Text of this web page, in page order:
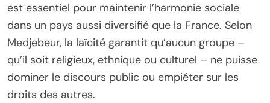
est essentiel pour maintenir l’harmonie sociale
dans un pays aussi diversifié que la France. Selon
Medjebeur, la laïcité garantit qu’aucun groupe –
qu’il soit religieux, ethnique ou culturel – ne puisse
dominer le discours public ou empiéter sur les
droits des autres.